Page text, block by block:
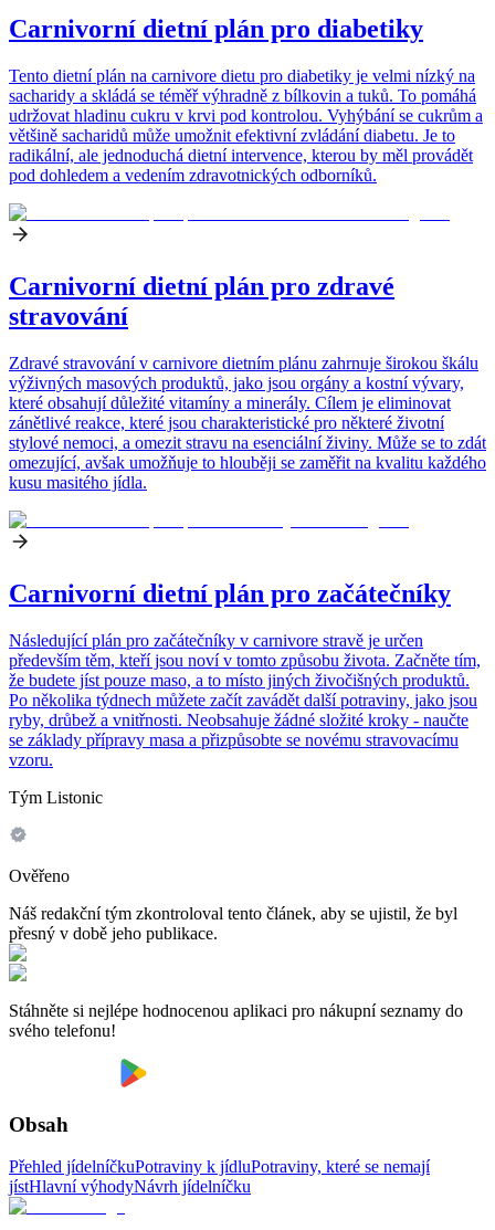
Carnivorní dietní plán pro diabetiky
Tento dietní plán na carnivore dietu pro diabetiky je velmi nízký na
sacharidy a skládá se téměř výhradně z bílkovin a tuků. To pomáhá
udržovat hladinu cukru v krvi pod kontrolou. Vyhýbání se cukrům a
většině sacharidů může umožnit efektivní zvládání diabetu. Je to
radikální, ale jednoduchá dietní intervence, kterou by měl provádět
pod dohledem a vedením zdravotnických odborníků.
Carnivorní dietní plán pro zdravé
stravování
Zdravé stravování v carnivore dietním plánu zahrnuje širokou škálu
výživných masových produktů, jako jsou orgány a kostní vývary,
které obsahují důležité vitamíny a minerály. Cílem je eliminovat
zánětlivé reakce, které jsou charakteristické pro některé životní
stylové nemoci, a omezit stravu na esenciální živiny. Může se to zdát
omezující, avšak umožňuje to hlouběji se zaměřit na kvalitu každého
kusu masitého jídla.
Carnivorní dietní plán pro začátečníky
Následující plán pro začátečníky v carnivore stravě je určen
především těm, kteří jsou noví v tomto způsobu života. Začněte tím,
že budete jíst pouze maso, a to místo jiných živočišných produktů.
Po několika týdnech můžete začít zavádět další potraviny, jako jsou
ryby, drůbež a vnitřnosti. Neobsahuje žádné složité kroky - naučte
se základy přípravy masa a přizpůsobte se novému stravovacímu
vzoru.
Tým Listonic
Ověřeno
Náš redakční tým zkontroloval tento článek, aby se ujistil, že byl
přesný v době jeho publikace.
Stáhněte si nejlépe hodnocenou aplikaci pro nákupní seznamy do
svého telefonu!
Obsah
Přehled jídelníčkuPotraviny k jídluPotraviny, které se nemají
jístHlavní výhodyNávrh jídelníčku